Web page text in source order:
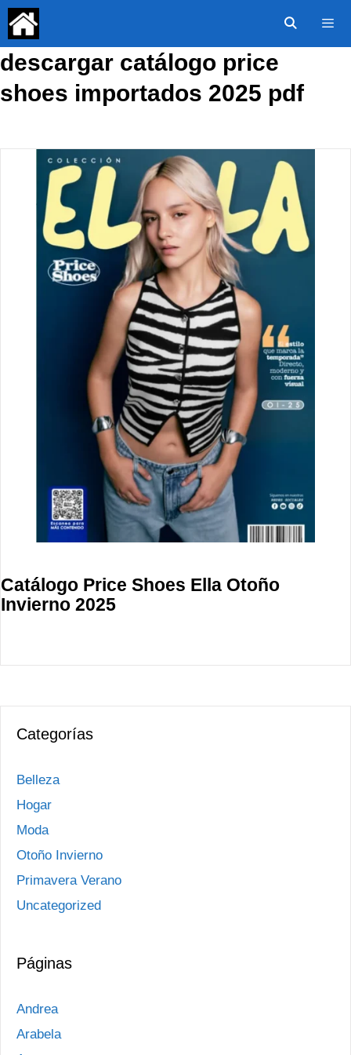
Saltar
contenido
descargar catálogo price
shoes importados 2025 pdf
Catálogo Price Shoes Ella Otoño
Invierno 2025
Categorías
Belleza
Hogar
Moda
Otoño Invierno
Primavera Verano
Uncategorized
Páginas
Andrea
Arabela